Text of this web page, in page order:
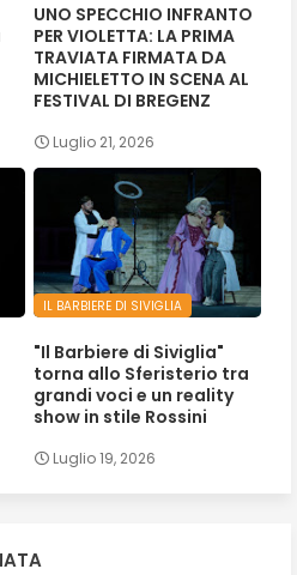
UNO SPECCHIO INFRANTO
PER VIOLETTA: LA PRIMA
TRAVIATA FIRMATA DA
MICHIELETTO IN SCENA AL
FESTIVAL DI BREGENZ
Luglio 21, 2026
IL BARBIERE DI SIVIGLIA
"Il Barbiere di Siviglia"
torna allo Sferisterio tra
grandi voci e un reality
show in stile Rossini
Luglio 19, 2026